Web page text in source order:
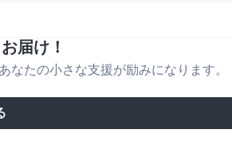
届け！
なたの小さな支援が励みになります。